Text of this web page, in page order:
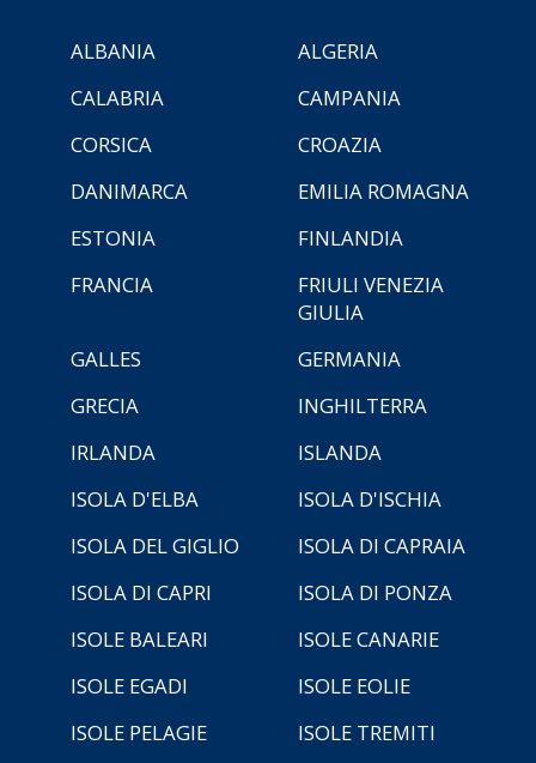
ALBANIA
ALGERIA
CALABRIA
CAMPANIA
CORSICA
CROAZIA
DANIMARCA
EMILIA ROMAGNA
ESTONIA
FINLANDIA
FRANCIA
FRIULI VENEZIA
GIULIA
GALLES
GERMANIA
GRECIA
INGHILTERRA
IRLANDA
ISLANDA
ISOLA D'ELBA
ISOLA D'ISCHIA
ISOLA DEL GIGLIO
ISOLA DI CAPRAIA
ISOLA DI CAPRI
ISOLA DI PONZA
ISOLE BALEARI
ISOLE CANARIE
ISOLE EGADI
ISOLE EOLIE
ISOLE PELAGIE
ISOLE TREMITI